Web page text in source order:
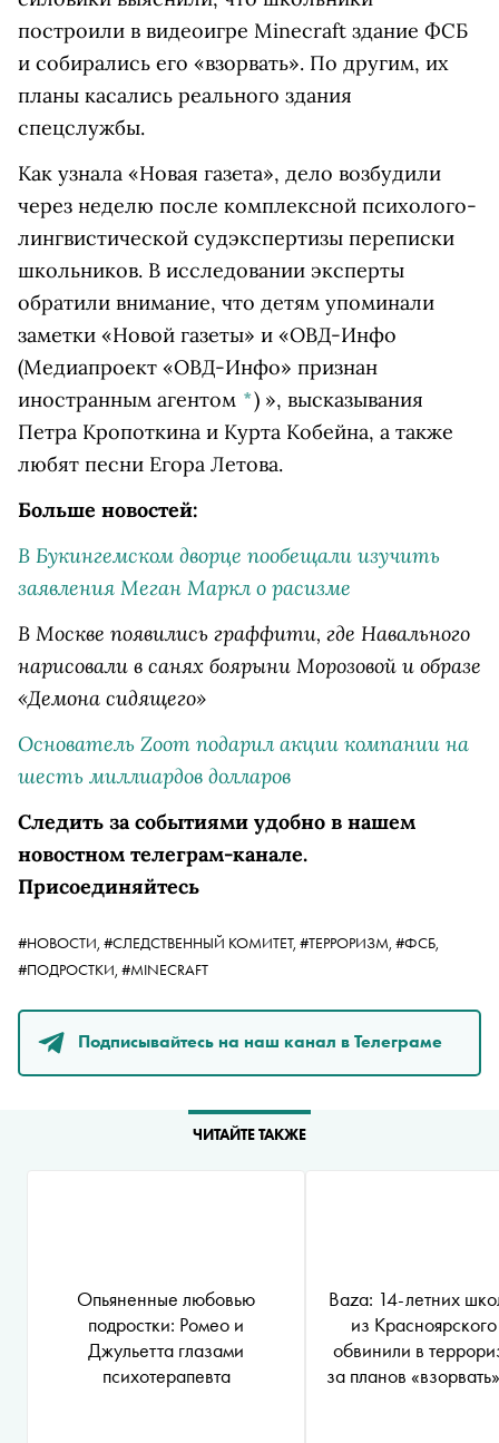
построили в видеоигре Minecraft здание ФСБ
и собирались его «взорвать». По другим, их
планы касались реального здания
спецслужбы.
Как узнала «Новая газета», дело возбудили
через неделю после комплексной психолого-
лингвистической судэкспертизы переписки
школьников. В исследовании эксперты
обратили внимание, что детям упоминали
заметки «Новой газеты» и «ОВД-Инфо
(Медиапроект «ОВД-Инфо» признан
иностранным агентом *) », высказывания
Петра Кропоткина и Курта Кобейна, а также
любят песни Егора Летова.
Больше новостей:
В Букингемском дворце пообещали изучить
заявления Меган Маркл о расизме
В Москве появились граффити, где Навального
нарисовали в санях боярыни Морозовой и образе
«Демона сидящего»
Основатель Zoom подарил акции компании на
шесть миллиардов долларов
Следить за событиями удобно в нашем
новостном телеграм-канале.
Присоединяйтесь
#НОВОСТИ, #СЛЕДСТВЕННЫЙ КОМИТЕТ, #ТЕРРОРИЗМ, #ФСБ,
#ПОДРОСТКИ, #MINECRAFT
Подписывайтесь на наш канал в Телеграме
ЧИТАЙТЕ ТАКЖЕ
Опьяненные любовью
подростки: Ромео и
Джульетта глазами
психотерапевта
Baza: 14-летних
из
обвинили в
за планов